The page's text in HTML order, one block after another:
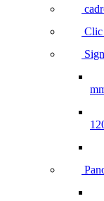
Clic